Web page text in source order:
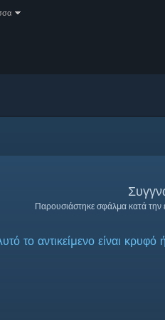
Παρουσιάστηκε σφάλμα κατά την
το αντικείμενο είναι κρυφό